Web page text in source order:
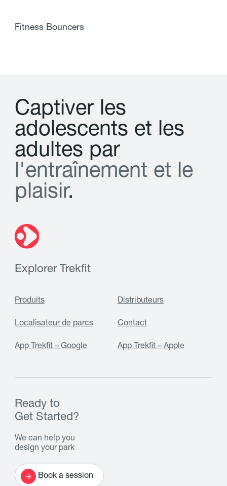
Fitness Bouncers
Captiver les
adolescents et les
adultes par
l'entraînement et le
plaisir.
Explorer Trekfit
Produits Distributeurs
Localisateur de parcs Contact
App Trekfit – Google App Trekfit – Apple
Ready to
Get Started?
We can help you
design your park
Book a session